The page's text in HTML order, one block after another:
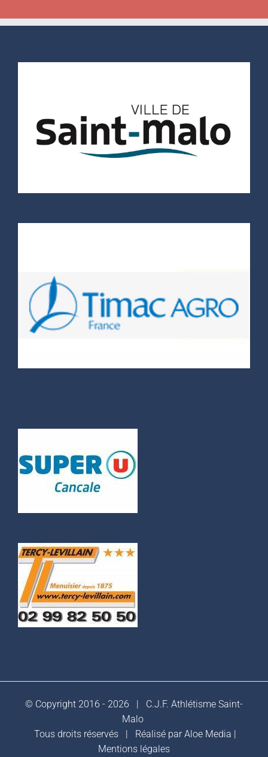
© Copyright 2016 - 2026 | C.J.F. Athlétisme Saint-
Malo
Tous droits réservés | Réalisé parAloe Media
Mentions légales